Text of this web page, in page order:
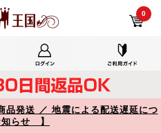
0
発送 ／ 地震による配送遅延につ
知らせ 】